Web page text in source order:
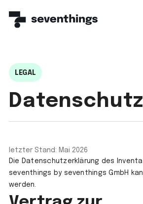
LEGAL
letzter Stand: Mai 2026
Die Datenschutzerklärung des
seventhings by seventhings GmbH
werden.